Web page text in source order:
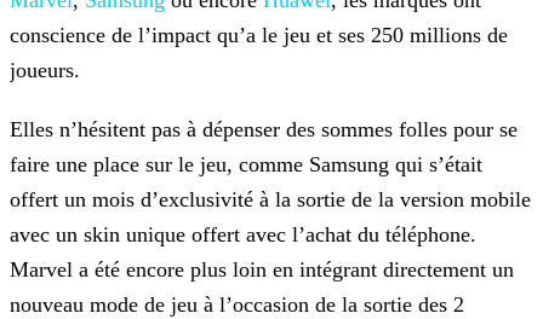
conscience de l’impact qu’a le jeu et ses 250 millions de
joueurs.
Elles n’hésitent pas à dépenser des sommes folles pour se
faire une place sur le jeu, comme Samsung qui s’était
offert un mois d’exclusivité à la sortie de la version mobile
avec un skin unique offert avec l’achat du téléphone.
Marvel a été encore plus loin en intégrant directement un
nouveau mode de jeu à l’occasion de la sortie des 2